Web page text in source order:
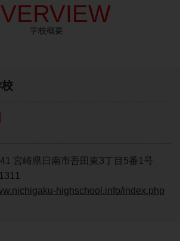
学校概要
宮崎県日南市吾田東3丁目5番1号
highschool.info/index.php